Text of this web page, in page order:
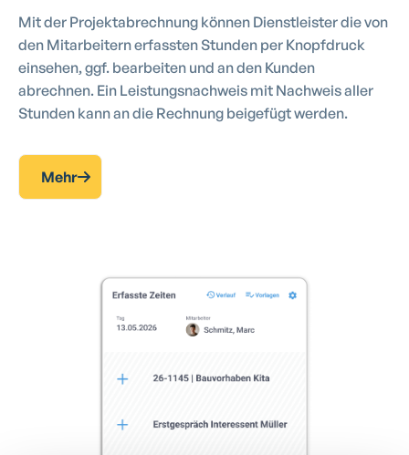
Mit der Projektabrechnung können Dienstleister die von
den Mitarbeitern erfassten Stunden per Knopfdruck
einsehen, ggf. bearbeiten und an den Kunden
abrechnen. Ein Leistungsnachweis mit Nachweis aller
Stunden kann an die Rechnung beigefügt werden.
Mehr